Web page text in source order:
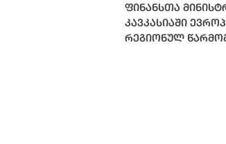
ფინანსთა
კავკასიაში
რეგიონულ